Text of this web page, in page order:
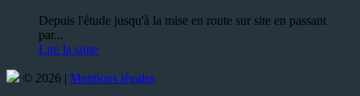
Depuis l'étude jusqu'à la mise en route sur site en passant
par...
Lire la suite
© 2026 | Mentions légales